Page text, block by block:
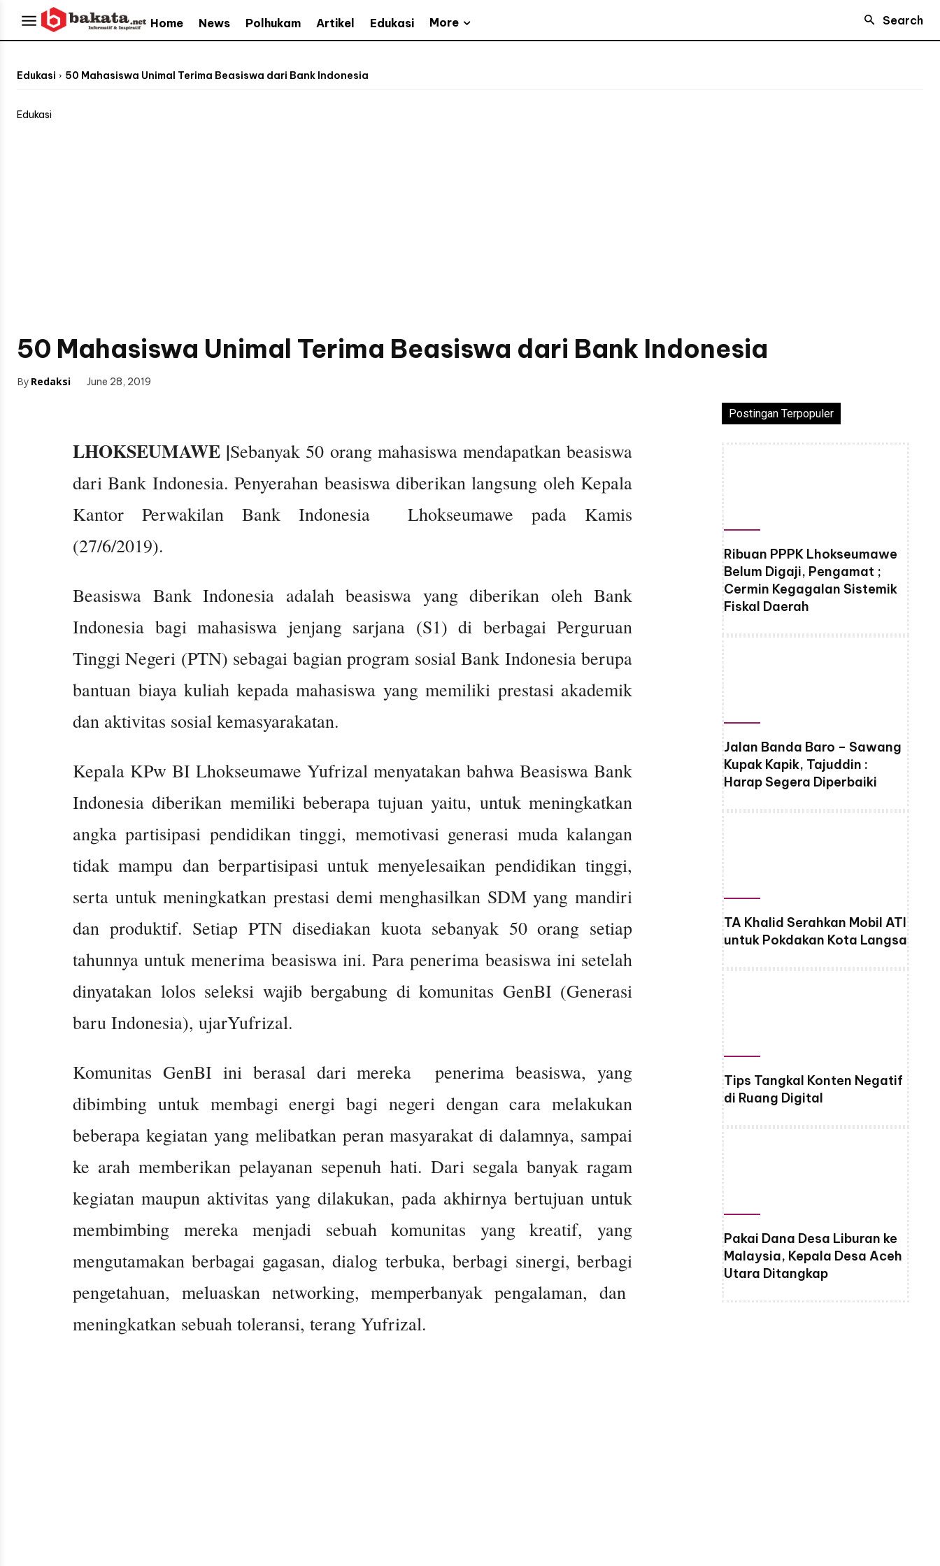
Home News Polhukam Artikel Edukasi More Search
Edukasi 50 Mahasiswa Unimal Terima Beasiswa dari Bank Indonesia
Edukasi
50 Mahasiswa Unimal Terima Beasiswa dari Bank Indonesia
By Redaksi June 28, 2019
LHOKSEUMAWE |Sebanyak 50 orang mahasiswa mendapatkan beasiswa
dari Bank Indonesia. Penyerahan beasiswa diberikan langsung oleh Kepala
Kantor Perwakilan Bank Indonesia Lhokseumawe pada Kamis
(27/6/2019).
Beasiswa Bank Indonesia adalah beasiswa yang diberikan oleh Bank
Indonesia bagi mahasiswa jenjang sarjana (S1) di berbagai Perguruan
Tinggi Negeri (PTN) sebagai bagian program sosial Bank Indonesia berupa
bantuan biaya kuliah kepada mahasiswa yang memiliki prestasi akademik
dan aktivitas sosial kemasyarakatan.
Kepala KPw BI Lhokseumawe Yufrizal menyatakan bahwa Beasiswa Bank
Indonesia diberikan memiliki beberapa tujuan yaitu, untuk meningkatkan
angka partisipasi pendidikan tinggi, memotivasi generasi muda kalangan
tidak mampu dan berpartisipasi untuk menyelesaikan pendidikan tinggi,
serta untuk meningkatkan prestasi demi menghasilkan SDM yang mandiri
dan produktif. Setiap PTN disediakan kuota sebanyak 50 orang setiap
tahunnya untuk menerima beasiswa ini. Para penerima beasiswa ini setelah
dinyatakan lolos seleksi wajib bergabung di komunitas GenBI (Generasi
baru Indonesia), ujarYufrizal.
Komunitas GenBI ini berasal dari mereka penerima beasiswa, yang
dibimbing untuk membagi energi bagi negeri dengan cara melakukan
beberapa kegiatan yang melibatkan peran masyarakat di dalamnya, sampai
ke arah memberikan pelayanan sepenuh hati. Dari segala banyak ragam
kegiatan maupun aktivitas yang dilakukan, pada akhirnya bertujuan untuk
membimbing mereka menjadi sebuah komunitas yang kreatif, yang
mengutamakan berbagai gagasan, dialog terbuka, berbagi sinergi, berbagi
pengetahuan, meluaskan networking, memperbanyak pengalaman, dan
meningkatkan sebuah toleransi, terang Yufrizal.
Postingan Terpopuler
Ribuan PPPK Lhokseumawe
Belum Digaji, Pengamat ;
Cermin Kegagalan Sistemik
Fiskal Daerah
Jalan Banda Baro – Sawang
Kupak Kapik, Tajuddin :
Harap Segera Diperbaiki
TA Khalid Serahkan Mobil ATI
untuk Pokdakan Kota Langsa
Tips Tangkal Konten Negatif
di Ruang Digital
Pakai Dana Desa Liburan ke
Malaysia, Kepala Desa Aceh
Utara Ditangkap